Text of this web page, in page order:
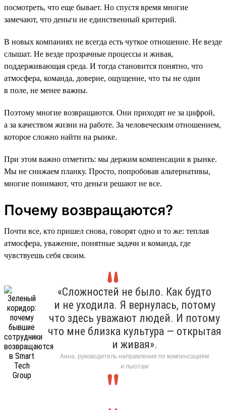
посмотреть, что еще бывает. Но спустя время многие
замечают, что деньги не единственный критерий.
В новых компаниях не всегда есть чуткое отношение. Не везде
слышат. Не везде прозрачные процессы и живая,
поддерживающая среда. И тогда становится понятно, что
атмосфера, команда, доверие, ощущение, что ты не один
в поле, не менее важны.
Поэтому многие возвращаются. Они приходят не за цифрой,
а за качеством жизни на работе. За человеческим отношением,
которое сложно найти на рынке.
При этом важно отметить: мы держим компенсации в рынке.
Мы не снижаем планку. Просто, попробовав альтернативы,
многие понимают, что деньги решают не все.
Почему возвращаются?
Почти все, кто пришел снова, говорят одно и то же: теплая
атмосфера, уважение, понятные задачи и команда, где
чувствуешь себя своим.
«Сложностей не было. Как будто
и не уходила. Я вернулась, потому
что здесь уважают людей. И потому
что мне близка культура — открытая
и живая».
Анна, руководитель направления по компенсациям
и льготам